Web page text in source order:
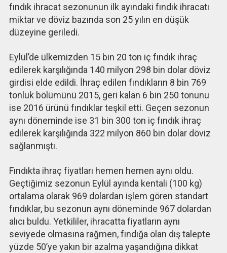
fındık ihracat sezonunun ilk ayındaki fındık ihracatı
miktar ve döviz bazında son 25 yılın en düşük
düzeyine geriledi.
Eylül’de ülkemizden 15 bin 20 ton iç fındık ihraç
edilerek karşılığında 140 milyon 298 bin dolar döviz
girdisi elde edildi. İhraç edilen fındıkların 8 bin 769
tonluk bölümünü 2015, geri kalan 6 bin 250 tonunu
ise 2016 ürünü fındıklar teşkil etti. Geçen sezonun
aynı döneminde ise 31 bin 300 ton iç fındık ihraç
edilerek karşılığında 322 milyon 860 bin dolar döviz
sağlanmıştı.
Fındıkta ihraç fiyatları hemen hemen aynı oldu.
Geçtiğimiz sezonun Eylül ayında kentali (100 kg)
ortalama olarak 969 dolardan işlem gören standart
fındıklar, bu sezonun aynı döneminde 967 dolardan
alıcı buldu. Yetkililer, ihracatta fiyatların aynı
seviyede olmasına rağmen, fındığa olan dış talepte
yüzde 50’ye yakın bir azalma yaşandığına dikkat